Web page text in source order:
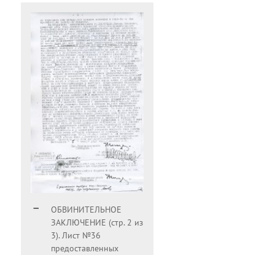
ОБВИНИТЕЛЬНОЕ
ЗАКЛЮЧЕНИЕ (стр. 2 из
3). Лист №36
предоставленных